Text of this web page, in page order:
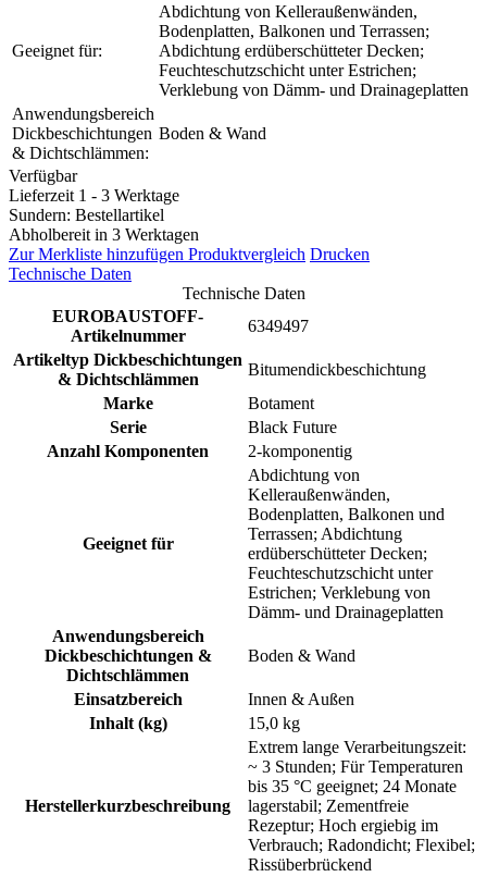
Geeignet für:
Abdichtung von Kelleraußenwänden,
Bodenplatten, Balkonen und Terrassen;
Abdichtung erdüberschütteter Decken;
Feuchteschutzschicht unter Estrichen;
Verklebung von Dämm- und Drainageplatten
Anwendungsbereich
Dickbeschichtungen
& Dichtschlämmen:
Boden & Wand
Verfügbar
Lieferzeit 1 - 3 Werktage
Sundern: Bestellartikel
Abholbereit in 3 Werktagen
Zur Merkliste hinzufügen Produktvergleich Drucken
Technische Daten
Technische Daten
EUROBAUSTOFF-
Artikelnummer
6349497
Artikeltyp Dickbeschichtungen
& Dichtschlämmen
Bitumendickbeschichtung
Marke
Botament
Serie
Black Future
Anzahl Komponenten
2-komponentig
Geeignet für
Abdichtung von
Kelleraußenwänden,
Bodenplatten, Balkonen und
Terrassen; Abdichtung
erdüberschütteter Decken;
Feuchteschutzschicht unter
Estrichen; Verklebung von
Dämm- und Drainageplatten
Anwendungsbereich
Dickbeschichtungen &
Dichtschlämmen
Boden & Wand
Einsatzbereich
Innen & Außen
Inhalt (kg)
15,0 kg
Herstellerkurzbeschreibung
Extrem lange Verarbeitungszeit:
~ 3 Stunden; Für Temperaturen
bis 35 °C geeignet; 24 Monate
lagerstabil; Zementfreie
Rezeptur; Hoch ergiebig im
Verbrauch; Radondicht; Flexibel;
Rissüberbrückend